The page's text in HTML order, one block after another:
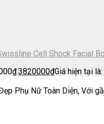
Cell Shock Facial
3820000₫Giá hiện tại
Phụ Nữ Toàn Diện, Với